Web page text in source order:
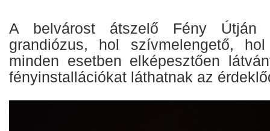
A belvárost átszelő Fény Útján
grandiózus, hol szívmelengető,
minden esetben elképesztően
fényinstallációkat láthatnak az